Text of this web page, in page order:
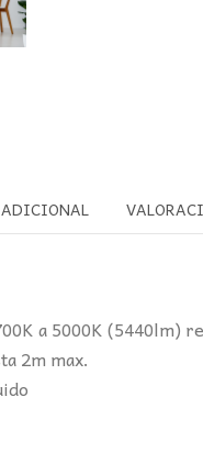
a 5000K (5440lm)
2m max.